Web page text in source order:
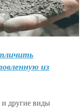
из
другие виды